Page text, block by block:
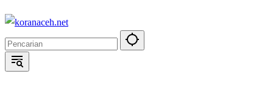
Langsung
konten